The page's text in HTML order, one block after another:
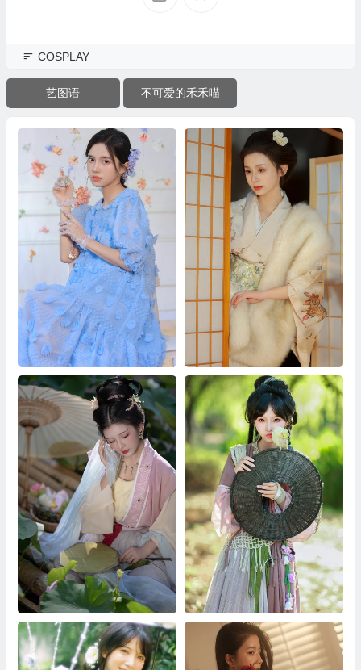
COSPLAY
艺图语 不可爱的禾禾喵
鲜花梦境 帕帕小公主 冬日记忆 彭小鸭呀
艺图语 荷风送香 江湖梦 无莓大侠